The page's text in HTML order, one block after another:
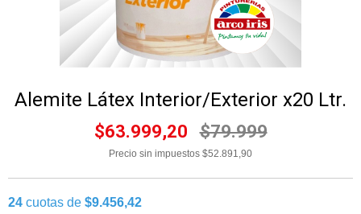
Alemite Látex Interior/Exterior x20 Ltr.
$63.999,20 $79.999
Precio sin impuestos $52.891,90
24 cuotas de $9.456,42